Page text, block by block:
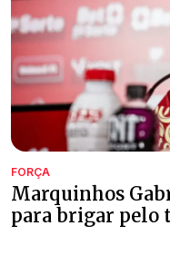
FORÇA
Marquinhos
para brigar pelo